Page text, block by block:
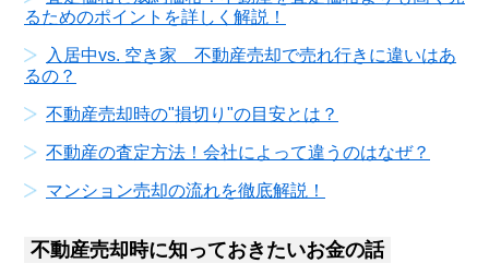
るためのポイントを詳しく解説！
入居中vs. 空き家 不動産売却で売れ行きに違いはあ
るの？
不動産売却時の"損切り"の目安とは？
不動産の査定方法！会社によって違うのはなぜ？
マンション売却の流れを徹底解説！
不動産売却時に知っておきたいお金の話